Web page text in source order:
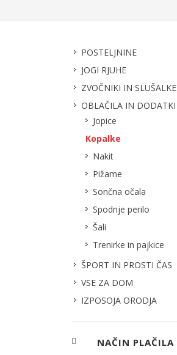
POSTELJNINE
JOGI RJUHE
ZVOČNIKI IN SLUŠALKE
OBLAČILA IN DODATKI
Jopice
Kopalke
Nakit
Pižame
Sončna očala
Spodnje perilo
Šali
Trenirke in pajkice
ŠPORT IN PROSTI ČAS
VSE ZA DOM
IZPOSOJA ORODJA
NAČIN PLAČILA